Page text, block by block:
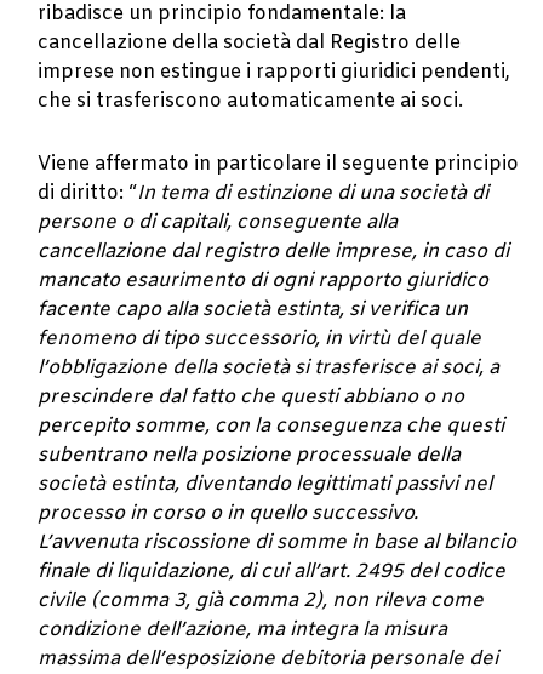
ribadisce un principio fondamentale: la
cancellazione della società dal Registro delle
imprese non estingue i rapporti giuridici pendenti,
che si trasferiscono automaticamente ai soci.
Viene affermato in particolare il seguente principio
di diritto: “In tema di estinzione di una società di
persone o di capitali, conseguente alla
cancellazione dal registro delle imprese, in caso di
mancato esaurimento di ogni rapporto giuridico
facente capo alla società estinta, si verifica un
fenomeno di tipo successorio, in virtù del quale
l’obbligazione della società si trasferisce ai soci, a
prescindere dal fatto che questi abbiano o no
percepito somme, con la conseguenza che questi
subentrano nella posizione processuale della
società estinta, diventando legittimati passivi nel
processo in corso o in quello successivo.
L’avvenuta riscossione di somme in base al bilancio
finale di liquidazione, di cui all’art. 2495 del codice
civile (comma 3, già comma 2), non rileva come
condizione dell’azione, ma integra la misura
massima dell’esposizione debitoria personale dei